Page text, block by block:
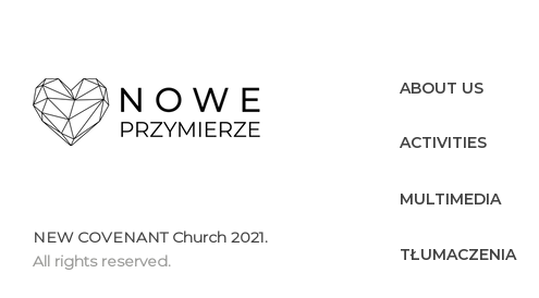
ABOUT US
ACTIVITIES
MULTIMEDIA
NEW COVENANT Church 2021.
All rights reserved.
TŁUMACZENIA